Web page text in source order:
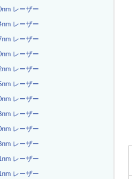
レーザー
レーザー
レーザー
レーザー
レーザー
レーザー
レーザー
レーザー
レーザー
レーザー
レーザー
レーザー